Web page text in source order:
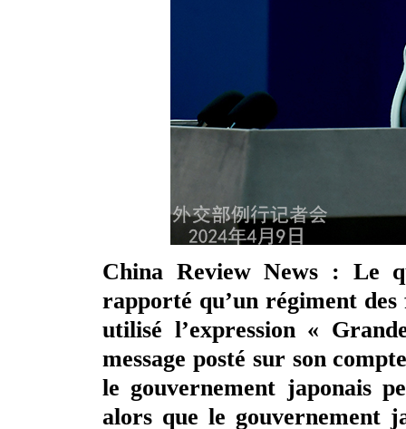
China Review News : Le
rapporté qu’un régiment des
utilisé l’expression «
message posté sur son
le gouvernement japonais
alors que le gouvernement